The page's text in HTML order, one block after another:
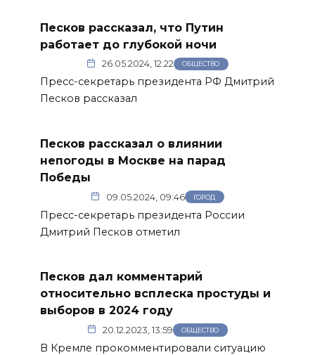
Песков рассказал, что Путин
работает до глубокой ночи
26.05.2024, 12:22 ОБЩЕСТВО
Пресс-секретарь президента РФ Дмитрий
Песков рассказал
Песков рассказал о влиянии
непогоды в Москве на парад
Победы
09.05.2024, 09:46 ГОРОД
Пресс-секретарь президента России
Дмитрий Песков отметил
Песков дал комментарий
относительно всплеска простуды и
выборов в 2024 году
20.12.2023, 13:59 ОБЩЕСТВО
В Кремле прокомментировали ситуацию